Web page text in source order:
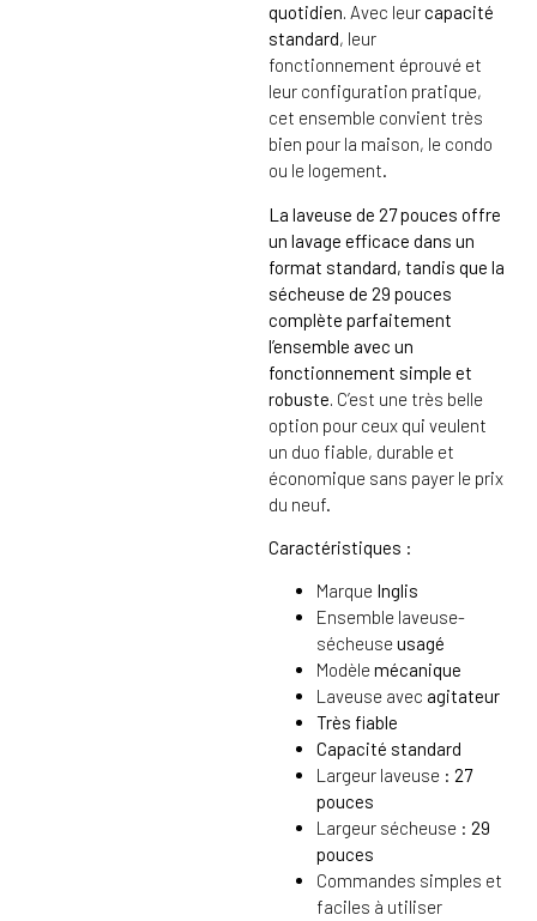
quotidien. Avec leurcapacité
standard, leur
fonctionnement éprouvé et
leur configuration pratique,
cet ensemble convient très
bien pour la maison, le condo
ou le logement.
La laveuse de 27 pouces offre
un lavage efficace dans un
format standard, tandis que la
sécheuse de 29 pouces
complète parfaitement
l’ensemble avec un
fonctionnement simple et
robuste. C’est une très belle
option pour ceux qui veulent
un duo fiable, durable et
économique sans payer le prix
du neuf.
Caractéristiques :
Marque Inglis
Ensemble laveuse-
sécheuse usagé
Modèle mécanique
Laveuse avec agitateur
Très fiable
Capacité standard
Largeur laveuse : 27
pouces
Largeur sécheuse : 29
pouces
Commandes simples et
faciles à utiliser